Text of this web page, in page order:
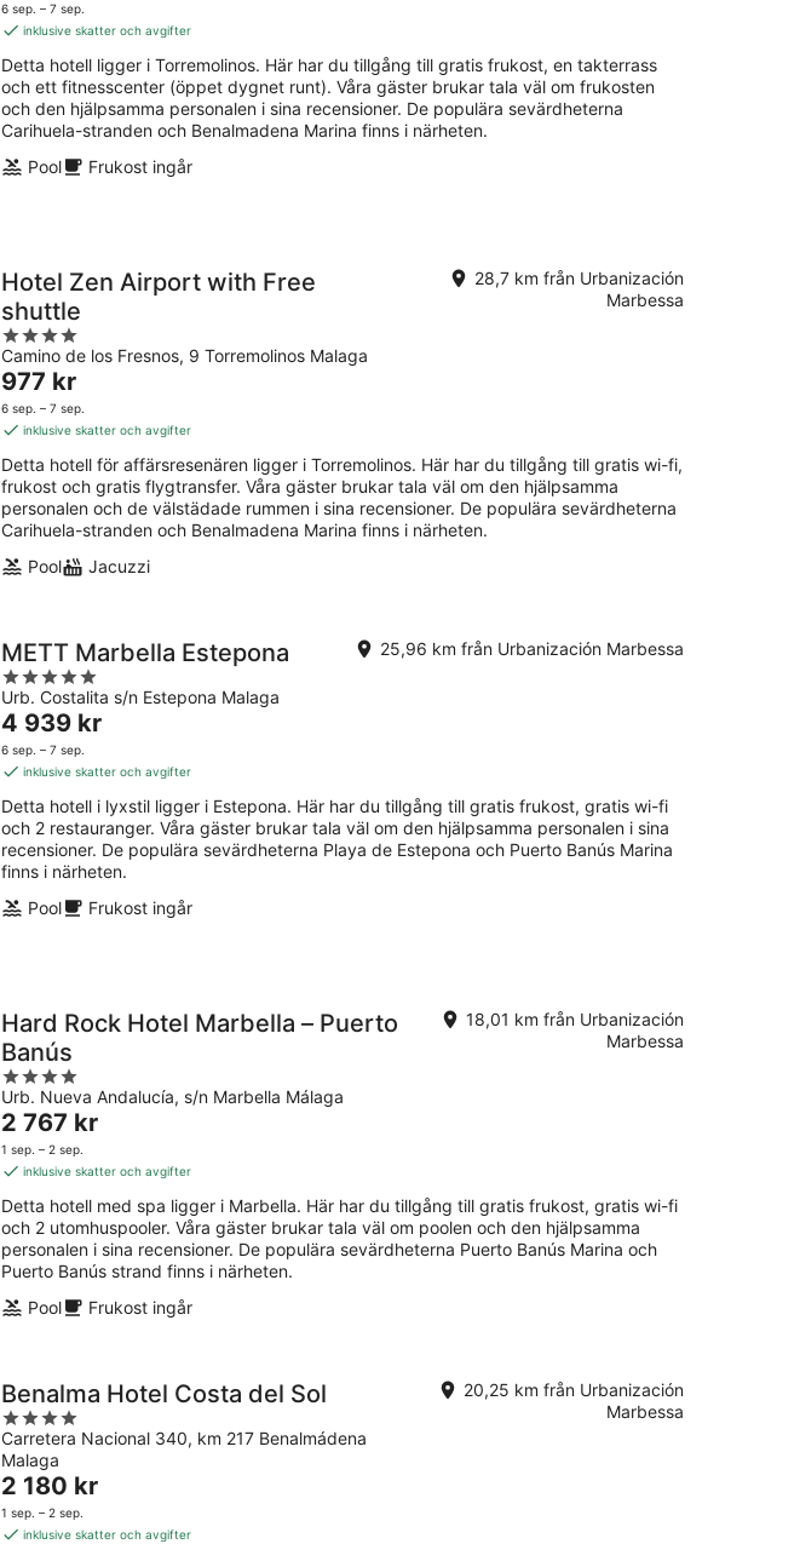
9
aug.
5
1 189 kr
natt
6 sep. – 7 sep.
inklusive skatter och avgifter
Detta hotell ligger i Torremolinos. Här har du tillgång till gratis frukost, en takterrass
och ett fitnesscenter (öppet dygnet runt). Våra gäster brukar tala väl om frukosten
och den hjälpsamma personalen i sina recensioner. De populära sevärdheterna
Carihuela-stranden och Benalmadena Marina finns i närheten.
Pool
Frukost ingår
Hotel Zen Airport with Free
shuttle
4
out
of
5
Camino de los Fresnos, 9 Torremolinos Malaga
28,7 km från Urbanización
Marbessa
Priset
är
977 kr
natt
977 kr
6 sep. – 7 sep.
inklusive skatter och avgifter
Detta hotell för affärsresenären ligger i Torremolinos. Här har du tillgång till gratis wi-fi,
frukost och gratis flygtransfer. Våra gäster brukar tala väl om den hjälpsamma
personalen och de välstädade rummen i sina recensioner. De populära sevärdheterna
Carihuela-stranden och Benalmadena Marina finns i närheten.
Pool
Jacuzzi
METT Marbella Estepona
5
out
of
5
Urb. Costalita s/n Estepona Malaga
25,96 km från Urbanización Marbessa
Priset
är
4 939 kr
natt
4 939 kr
6 sep. – 7 sep.
inklusive skatter och avgifter
Detta hotell i lyxstil ligger i Estepona. Här har du tillgång till gratis frukost, gratis wi-fi
och 2 restauranger. Våra gäster brukar tala väl om den hjälpsamma personalen i sina
recensioner. De populära sevärdheterna Playa de Estepona och Puerto Banús Marina
finns i närheten.
Pool
Frukost ingår
Hard Rock Hotel Marbella – Puerto
Banús
4
out
of
5
Urb. Nueva Andalucía, s/n Marbella Málaga
18,01 km från Urbanización
Marbessa
Priset
är
2 767 kr
natt
2 767 kr
1 sep. – 2 sep.
inklusive skatter och avgifter
Detta hotell med spa ligger i Marbella. Här har du tillgång till gratis frukost, gratis wi-fi
och 2 utomhuspooler. Våra gäster brukar tala väl om poolen och den hjälpsamma
personalen i sina recensioner. De populära sevärdheterna Puerto Banús Marina och
Puerto Banús strand finns i närheten.
Pool
Frukost ingår
Benalma Hotel Costa del Sol
4
out
of
5
Carretera Nacional 340, km 217 Benalmádena
Malaga
20,25 km från Urbanización
Marbessa
Priset
är
2 180 kr
2 180 kr
1 sep. – 2 sep.
inklusive skatter och avgifter